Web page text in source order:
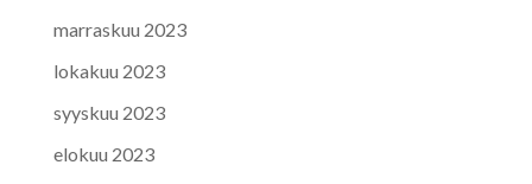
marraskuu 2023
lokakuu 2023
syyskuu 2023
elokuu 2023